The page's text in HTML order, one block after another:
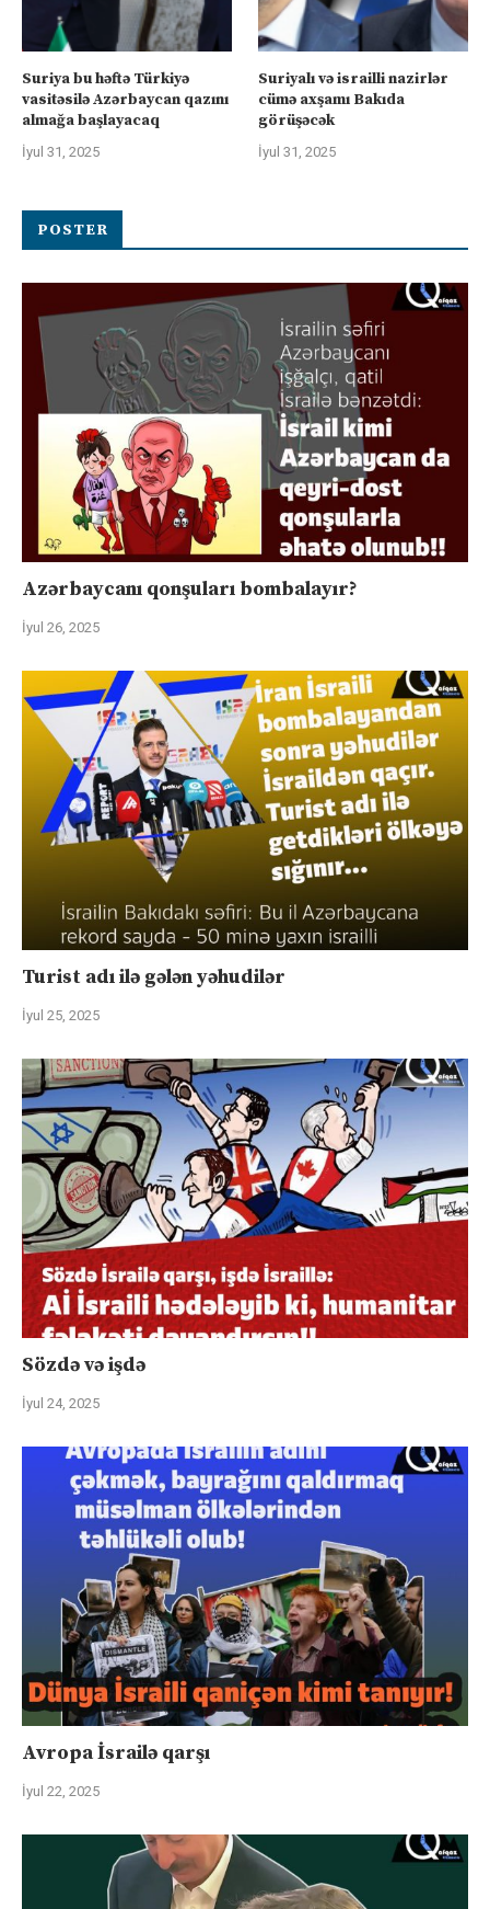
Suriya bu həftə Türkiyə
vasitəsilə Azərbaycan qazını
almağa başlayacaq
İyul 31, 2025
Suriyalı və israilli nazirlər
cümə axşamı Bakıda
görüşəcək
İyul 31, 2025
POSTER
Azərbaycanı qonşuları bombalayır?
İyul 26, 2025
Turist adı ilə gələn yəhudilər
İyul 25, 2025
Sözdə və işdə
İyul 24, 2025
Avropa İsrailə qarşı
İyul 22, 2025